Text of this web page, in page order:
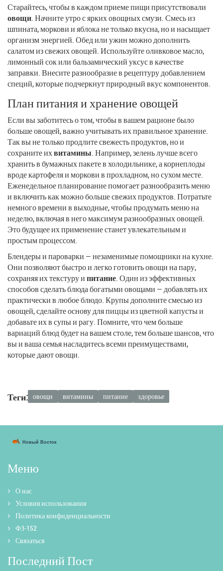
Старайтесь, чтобы в каждом приеме пищи присутствовали
овощи. Начните утро с ярких овощных смузи. Смесь из
шпината, моркови и яблока не только вкусна, но и насыщает
организм энергией. Обед или ужин можно дополнить
салатом из свежих овощей. Используйте оливковое масло,
лимонный сок или бальзамический уксус в качестве
заправки. Внесите разнообразие в рецептуру добавлением
специй, которые подчеркнут природный вкус компонентов.
План питания и хранение овощей
Если вы заботитесь о том, чтобы в вашем рационе было
больше овощей, важно учитывать их правильное хранение.
Так вы не только продлите свежесть продуктов, но и
сохраните ихвитамины. Например, зелень лучше всего
хранить в бумажных пакете в холодильнике, а корнеплоды
вроде картофеля и моркови в прохладном, но сухом месте.
Еженедельное планирование помогает разнообразить меню
и включить как можно больше свежих продуктов. Потратьте
немного времени в выходные, чтобы продумать меню на
неделю, включая в него максимум разнообразных овощей.
Это будущее их применение станет увлекательным и
простым процессом.
Блендеры и пароварки — незаменимые помощники на кухне.
Они позволяют быстро и легко готовить овощи на пару,
сохраняя их текстуру ипитание. Один из эффективных
способов сделать блюда богатыми овощами — добавлять их
практически в любое блюдо. Крупы дополните смесью из
овощей, сделайте основу для пиццы из цветной капусты и
добавьте их в супы и рагу. Помните, что чем больше
вариаций блюд будет на вашем столе, тем больше шансов, что
вы и ваша семья насладитесь всеми преимуществами,
которые дают овощи.
Теги: овощи витамины питание здоровье
Меню
О нас
Условия использования
Политика конфиденциальности
ФЗ-152
Связаться
Последний Пост